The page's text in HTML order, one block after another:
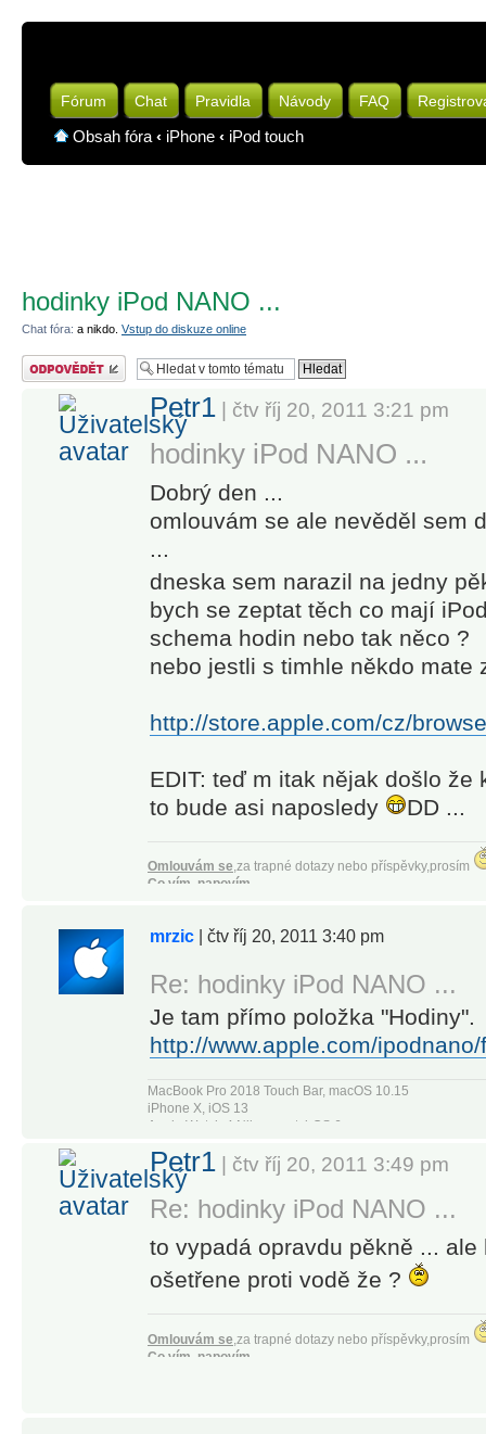
Fórum Chat Pravidla Návody FAQ
Obsah fóra ‹ iPhone ‹ iPod touch
hodinky iPod NANO ...
Chat fóra: a nikdo. Vstup do diskuze online
Odeslat odpověď
Petr1 | čtv říj 20, 2011 3:21 pm
hodinky iPod NANO ...
Dobrý den ...
omlouvám se ale nevěděl sem
dneska sem narazil na jedny
bych se zeptat těch co mají
schema hodin nebo tak něco ?
nebo jestli s timhle někdo mate
http://store.apple.com/cz/
EDIT: teď m itak nějak došlo že
to bude asi naposledy
DD ...
Omlouvám se,za trapné dotazy nebo příspěvky,prosím
Co vím, napovím.
[iPhone 5 black 16GB |iOS 8.1|JB|02|Monster beats tours
mrzic | čtv říj 20, 2011 3:40 pm
Re: hodinky iPod NANO ...
Je tam přímo položka "Hodiny".
http://www.apple.com/
MacBook Pro 2018 Touch Bar, macOS 10.15
iPhone X, iOS 13
Apple Watch 4 Nike+, watchOS 6
Petr1 | čtv říj 20, 2011 3:49 pm
Re: hodinky iPod NANO ...
to vypadá opravdu pěkně ...
ošetřene proti vodě že ?
Omlouvám se,za trapné dotazy nebo příspěvky,prosím
Co vím, napovím.